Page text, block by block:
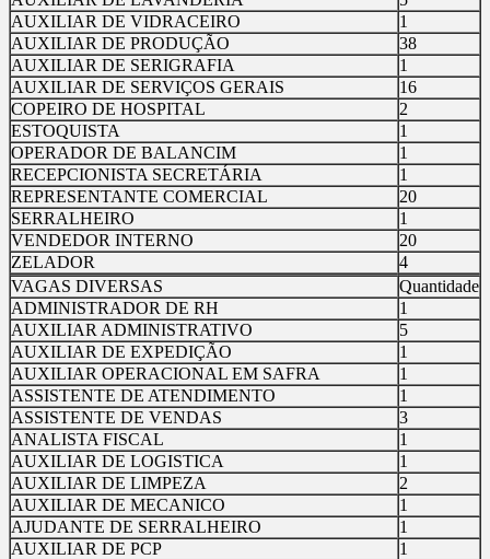
AUXILIAR DE VIDRACEIRO
1
AUXILIAR DE PRODUÇÃO
38
AUXILIAR DE SERIGRAFIA
1
AUXILIAR DE SERVIÇOS GERAIS
16
COPEIRO DE HOSPITAL
2
ESTOQUISTA
1
OPERADOR DE BALANCIM
1
RECEPCIONISTA SECRETÁRIA
1
REPRESENTANTE COMERCIAL
20
SERRALHEIRO
1
VENDEDOR INTERNO
20
ZELADOR
4
VAGAS DIVERSAS
Quantidade
ADMINISTRADOR DE RH
1
AUXILIAR ADMINISTRATIVO
5
AUXILIAR DE EXPEDIÇÃO
1
AUXILIAR OPERACIONAL EM SAFRA
1
ASSISTENTE DE ATENDIMENTO
1
ASSISTENTE DE VENDAS
3
ANALISTA FISCAL
1
AUXILIAR DE LOGISTICA
1
AUXILIAR DE LIMPEZA
2
AUXILIAR DE MECANICO
1
AJUDANTE DE SERRALHEIRO
1
AUXILIAR DE PCP
1